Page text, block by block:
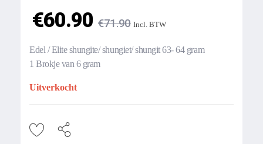
€60.90 €71.90 Incl. BTW
Edel / Elite shungite/ shungiet/ shungit 63- 64 gram
1 Brokje van 6 gram
Uitverkocht